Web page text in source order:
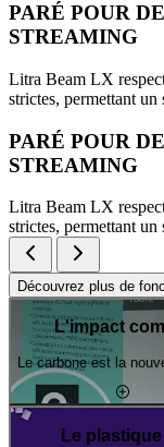
PARÉ POUR
STREAMING
Litra Beam LX
strictes, permettant
PARÉ POUR
STREAMING
Litra Beam LX
strictes, permettant
Découvrez plus de
L'impact
Le carbone est la
Le